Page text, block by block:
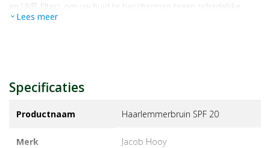
en UVB-filters om uw huid te beschermen tegen schadelijke
zonnestralen. Na slechts één keer aanbrengen biedt het al
expand_more Lees meer
Specificaties
Productnaam Haarlemmerbruin SPF 20
Merk jacob hooy